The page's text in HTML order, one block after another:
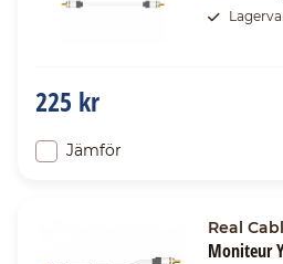
225 kr
Jämför
Real
Moniteur